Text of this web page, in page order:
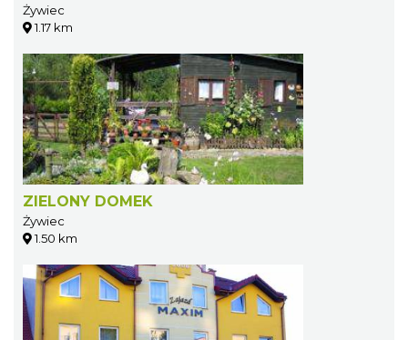
Żywiec
1.17 km
ZIELONY DOMEK
Żywiec
1.50 km